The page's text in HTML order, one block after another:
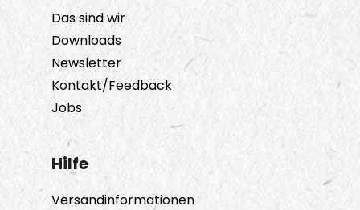
Das sind wir
Downloads
Newsletter
Kontakt/Feedback
Jobs
Hilfe
Versandinformationen